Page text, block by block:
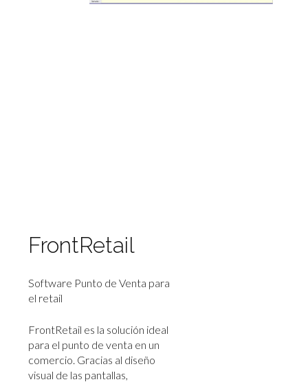
FrontRetail
Software Punto de Venta para
el retail
FrontRetail es la solución ideal
para el punto de venta en un
comercio. Gracias al diseño
visual de las pantallas,